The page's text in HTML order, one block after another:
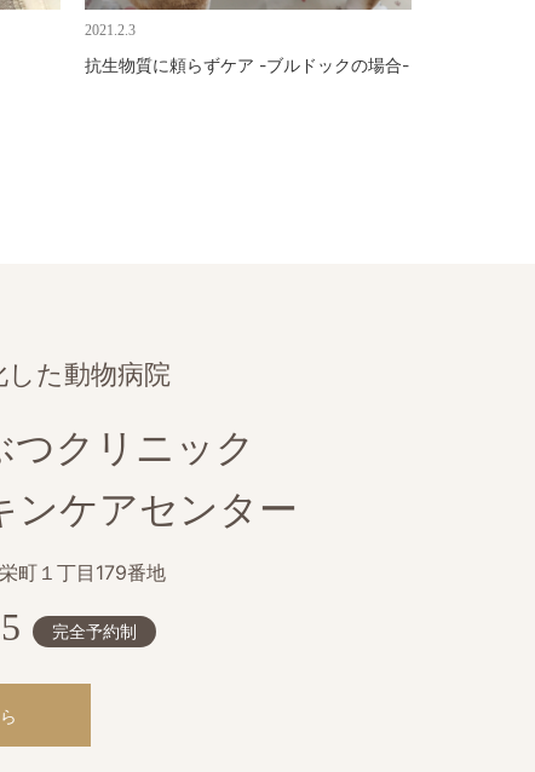
2021.2.3
抗生物質に頼らずケア -ブルドックの場合-
した動物病院
つクリニック
ンケアセンター
町１丁目179番地
完全予約制